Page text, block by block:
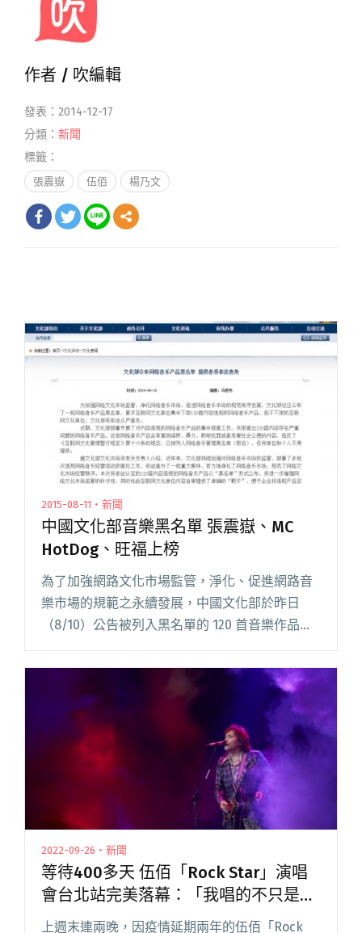
作者 / 吹編輯
發表：2014-12-17
分類： 新聞
標籤：
張震嶽 伍佰 楊乃文
2015-08-11・新聞
中國文化部音樂黑名單 張震嶽、MC
HotDog、旺福上榜
為了加強網路文化市場監管，淨化、促進網路音
樂市場的規範之永續發展，中國文化部於昨日
（8/10）公告被列入黑名單的 120 首音樂作品，
行、麻吉、鐵竹堂、旺福樂團以及小安等人的作
品皆榜上有名。閱讀全文 "中國文化部音樂黑名
單 張震嶽、MC HotDog、旺福上榜"
2022-09-26・新聞
等待400多天 伍佰「Rock Star」演唱
會台北站完美落幕：「我唱的不只是情
歌，我唱的是人生。」
上週末連兩晚，因疫情延期兩年的伍佰「Rock